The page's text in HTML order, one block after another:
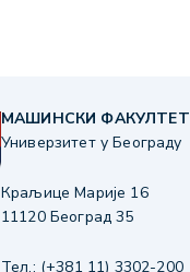
МАШИНСКИ ФАКУЛТЕТ
Универзитет у Београду
Краљице Марије 16
11120 Београд 35
Тел.: (+381 11) 3302-200